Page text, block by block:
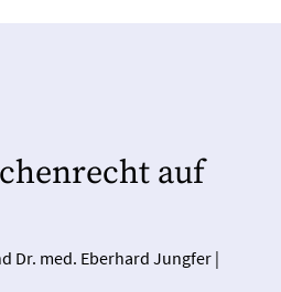
auf
Dr. med. Eberhard Jungfer |